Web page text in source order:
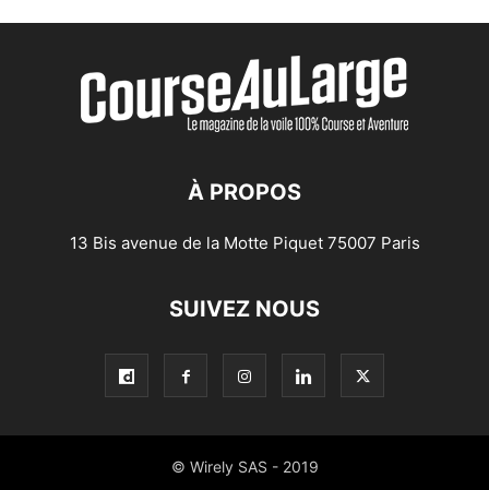
À PROPOS
13 Bis avenue de la Motte Piquet 75007 Paris
SUIVEZ NOUS
© Wirely SAS - 2019